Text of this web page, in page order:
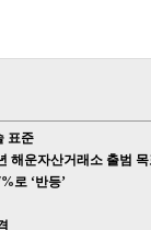
표준
해운자산거래소 출범 목
로 ‘반등’